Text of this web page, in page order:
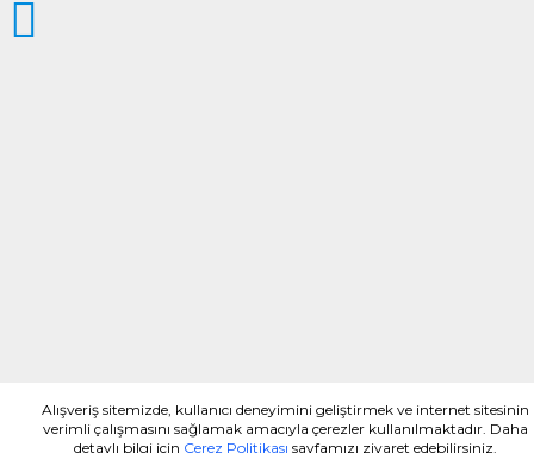
Alışveriş sitemizde, kullanıcı deneyimini geliştirmek ve internet sitesinin
verimli çalışmasını sağlamak amacıyla çerezler kullanılmaktadır. Daha
detaylı bilgi için Çerez Politikası sayfamızı ziyaret edebilirsiniz.